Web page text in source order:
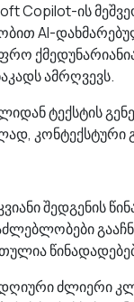
Copilot-ის
AI-
ამრღვევს.
ტექსტის
შედგენის
ძლიერი